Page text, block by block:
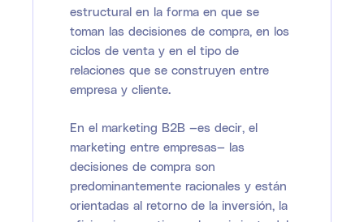
estructural en la forma en que se
toman las decisiones de compra, en los
ciclos de venta y en el tipo de
relaciones que se construyen entre
empresa y cliente.
En el marketing B2B —es decir, el
marketing entre empresas— las
decisiones de compra son
predominantemente racionales y están
orientadas al retorno de la inversión, la